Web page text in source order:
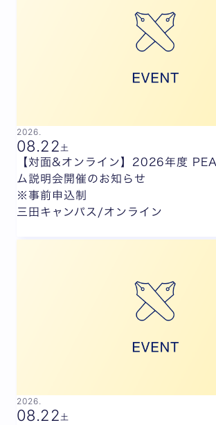
2026.
08.22土
【対面&オンライン】2026年度
ム説明会開催のお知らせ
※事前申込制
三田キャンパス/オンライン
2026.
08.22土